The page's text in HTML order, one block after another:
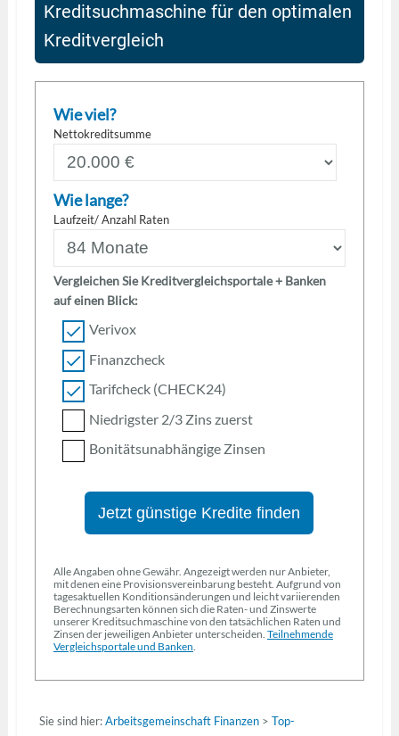
Kreditsuchmaschine für den optimalen
Kreditvergleich
Wie viel?
Nettokreditsumme
Wie lange?
Laufzeit/ Anzahl Raten
Vergleichen Sie Kreditvergleichsportale + Banken
auf einen Blick:
Verivox
Finanzcheck
Tarifcheck (CHECK24)
Niedrigster 2/3 Zins zuerst
Bonitätsunabhängige Zinsen
Jetzt günstige Kredite finden
Alle Angaben ohne Gewähr. Angezeigt werden nur Anbieter,
mit denen eine Provisionsvereinbarung besteht. Aufgrund von
tagesaktuellen Konditionsänderungen und leicht variierenden
Berechnungsarten können sich die Raten- und Zinswerte
unserer Kreditsuchmaschine von den tatsächlichen Raten und
Zinsen der jeweiligen Anbieter unterscheiden. Teilnehmende
Vergleichsportale und Banken
Sie sind hier: Arbeitsgemeinschaft Finanzen> Top-